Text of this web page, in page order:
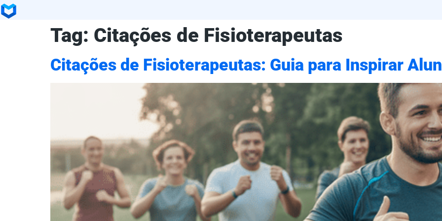
Tag: Citações de Fisioterapeutas
Citações de Fisioterapeutas: Guia para Inspirar